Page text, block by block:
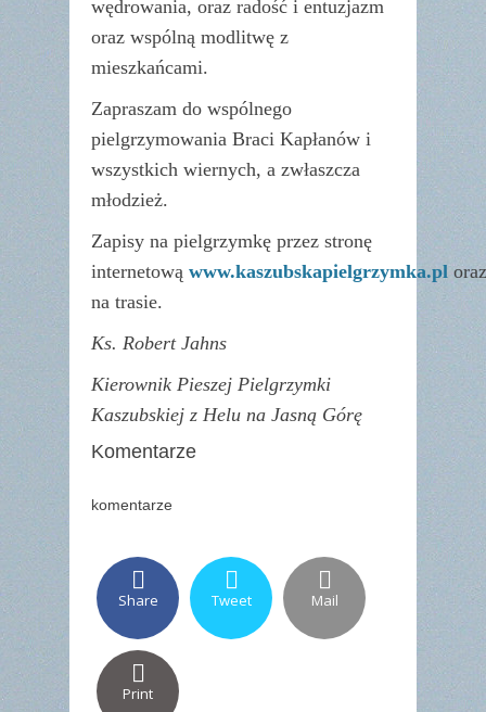
wędrowania, oraz radość i entuzjazm
oraz wspólną modlitwę z
mieszkańcami.
Zapraszam do wspólnego
pielgrzymowania Braci Kapłanów i
wszystkich wiernych, a zwłaszcza
młodzież.
Zapisy na pielgrzymkę przez stronę
internetową www.kaszubskapielgrzymka.pl oraz
na trasie.
Ks. Robert Jahns
Kierownik Pieszej Pielgrzymki
Kaszubskiej z Helu na Jasną Górę
Komentarze
komentarze
Share Tweet Mail
Print